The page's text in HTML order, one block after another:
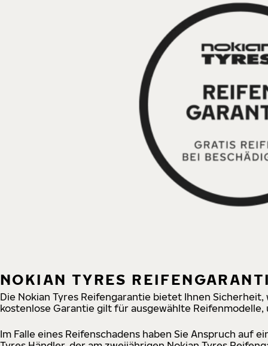
NOKIAN TYRES
Die Nokian Tyres Reifengarantie bietet Ihnen
kostenlose Garantie gilt für ausgewählte
Im Falle eines Reifenschadens haben Sie Anspruch auf